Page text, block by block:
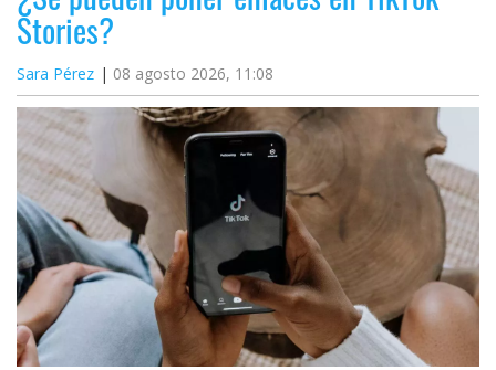
Stories?
Sara Pérez 08 agosto 2026, 11:08